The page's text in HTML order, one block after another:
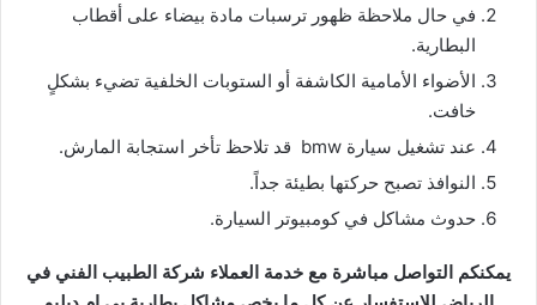
في حال ملاحظة ظهور ترسبات مادة بيضاء على أقطاب
البطارية.
الأضواء الأمامية الكاشفة أو الستوبات الخلفية تضيء بشكلٍ
خافت.
عند تشغيل سيارة bmw قد تلاحظ تأخر استجابة المارش.
النوافذ تصبح حركتها بطيئة جداً.
حدوث مشاكل في كومبيوتر السيارة.
يمكنكم التواصل مباشرة مع خدمة العملاء شركة الطبيب الفني في